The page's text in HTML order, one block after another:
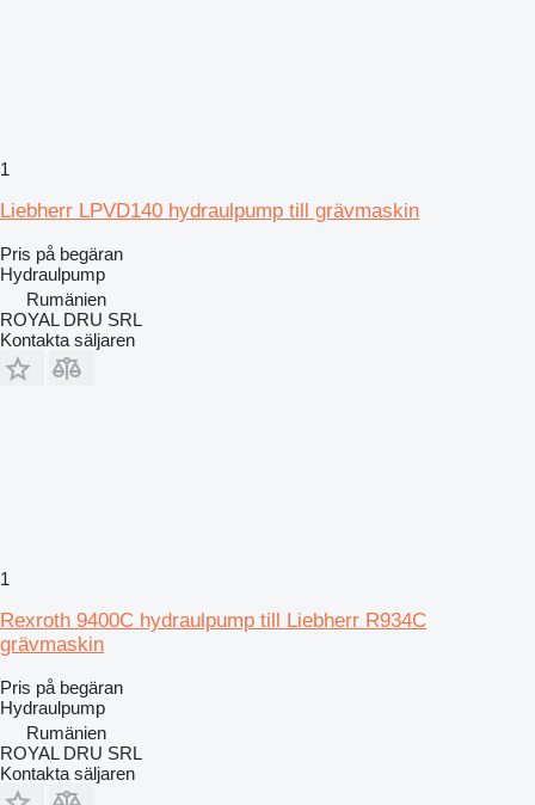
1
Liebherr LPVD140 hydraulpump till grävmaskin
Pris på begäran
Hydraulpump
Rumänien
ROYAL DRU SRL
Kontakta säljaren
1
Rexroth 9400C hydraulpump till Liebherr R934C
grävmaskin
Pris på begäran
Hydraulpump
Rumänien
ROYAL DRU SRL
Kontakta säljaren